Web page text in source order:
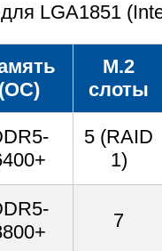
LGA1851
(OC)
M.2
слоты
5 (RAID
1)
7